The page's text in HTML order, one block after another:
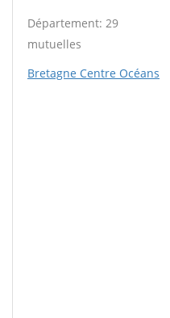
Département: 29
mutuelles
Bretagne Centre Océans